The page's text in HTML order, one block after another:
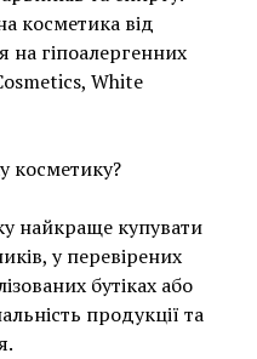
косметика від
на гіпоалергенних
White
косметику?
найкраще купувати
у перевірених
бутіках або
продукції та